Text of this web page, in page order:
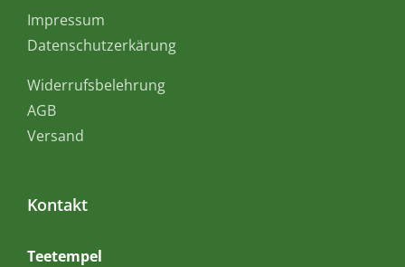
Impressum
Datenschutzerkärung
Widerrufsbelehrung
AGB
Versand
Kontakt
Teetempel